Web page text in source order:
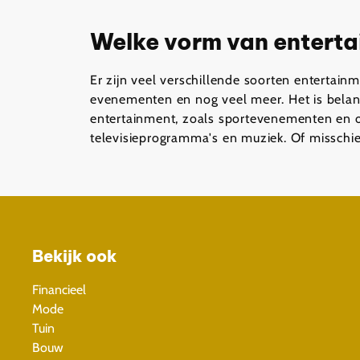
Welke vorm van
Er zijn veel verschillende soorten
evenementen en nog veel meer. Het is
entertainment, zoals sportevenementen en
televisieprogramma's en muziek. Of
Bekijk ook
Financieel
Mode
Tuin
Bouw